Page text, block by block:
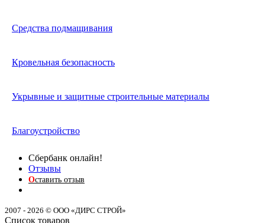
Средства подмащивания
Кровельная безопасность
Укрывные и защитные строительные материалы
Благоустройство
Сбербанк онлайн!
Отзывы
Оставить отзыв
2007 - 2026 © ООО «ДИРС СТРОЙ»
Список товаров